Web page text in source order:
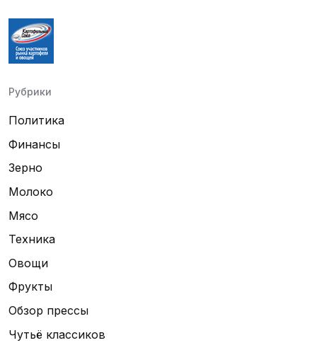
Рубрики
Политика
Финансы
Зерно
Молоко
Мясо
Техника
Овощи
Фрукты
Обзор прессы
Чутьё классиков